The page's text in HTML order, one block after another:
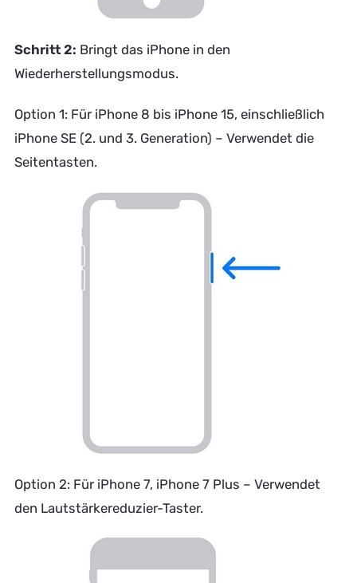
Schritt 2: Bringt das iPhone in den
Wiederherstellungsmodus.
Option 1: Für iPhone 8 bis iPhone 15, einschließlich
iPhone SE (2. und 3. Generation) – Verwendet die
Seitentasten.
Option 2: Für iPhone 7, iPhone 7 Plus – Verwendet
den Lautstärkereduzier-Taster.